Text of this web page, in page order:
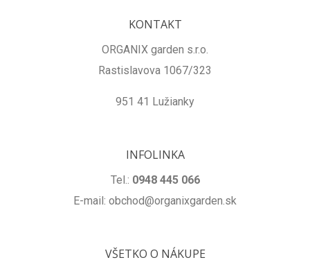
KONTAKT
ORGANIX garden s.r.o.
Rastislavova 1067/323
951 41 Lužianky
INFOLINKA
Tel.: 0948 445 066
E-mail: obchod@organixgarden.sk
VŠETKO O NÁKUPE